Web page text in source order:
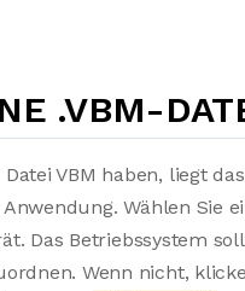
.VBM-
VBM haben, liegt
Wählen Sie
Das Betriebssystem
Wenn nicht,